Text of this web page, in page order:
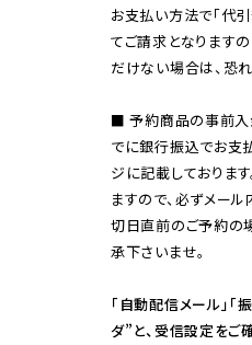
お支払い方法で「代
てご請求となります
だけない場合は、恐
■ 予約商品の事前入
でに銀行振込でお支
ジに記載しておりま
ますので、必ずメー
切日直前のご予約の
承下さいませ。
「自動配信メール」
ダ”と、受信設定をご